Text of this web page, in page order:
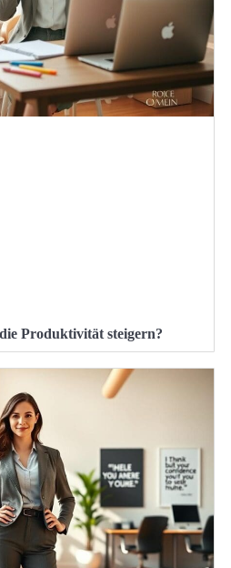
Produktivität steigern?